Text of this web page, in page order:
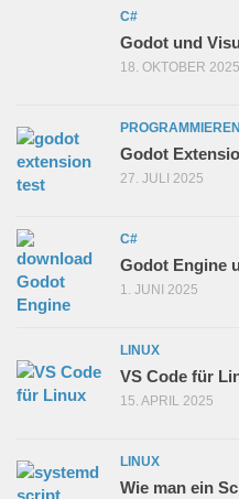
C#
Godot und
18. OKTOBER 2025
PROGRAMMIEREN
Godot
27. JULI 2025
C#
Godot Engine
1. JUNI 2025
LINUX
VS Code für
15. APRIL 2025
LINUX
Wie man ein